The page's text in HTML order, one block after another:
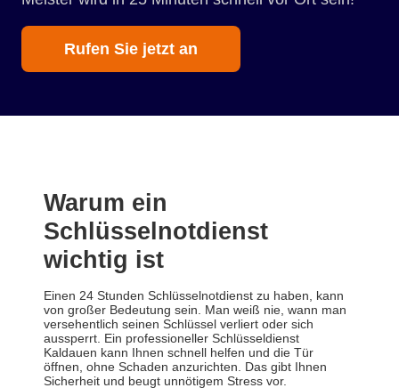
Rufen Sie jetzt an
Warum ein
Schlüsselnotdienst
wichtig ist
Einen 24 Stunden Schlüsselnotdienst zu haben, kann
von großer Bedeutung sein. Man weiß nie, wann man
versehentlich seinen Schlüssel verliert oder sich
aussperrt. Ein professioneller Schlüsseldienst
Kaldauen kann Ihnen schnell helfen und die Tür
öffnen, ohne Schaden anzurichten. Das gibt Ihnen
Sicherheit und beugt unnötigem Stress vor.